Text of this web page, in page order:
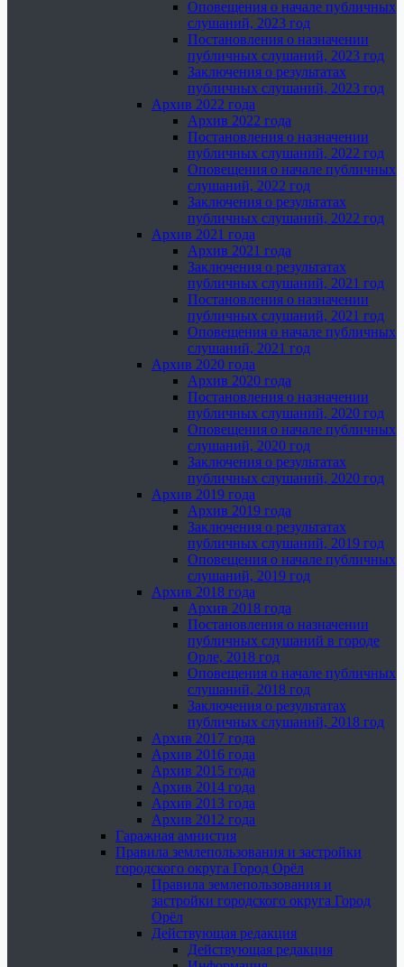
Оповещения о начале публичных
слушаний, 2023 год
Постановления о назначении
публичных слушаний, 2023 год
Заключения о результатах
публичных слушаний, 2023 год
Архив 2022 года
Архив 2022 года
Постановления о назначении
публичных слушаний, 2022 год
Оповещения о начале публичных
слушаний, 2022 год
Заключения о результатах
публичных слушаний, 2022 год
Архив 2021 года
Архив 2021 года
Заключения о результатах
публичных слушаний, 2021 год
Постановления о назначении
публичных слушаний, 2021 год
Оповещения о начале публичных
слушаний, 2021 год
Архив 2020 года
Архив 2020 года
Постановления о назначении
публичных слушаний, 2020 год
Оповещения о начале публичных
слушаний, 2020 год
Заключения о результатах
публичных слушаний, 2020 год
Архив 2019 года
Архив 2019 года
Заключения о результатах
публичных слушаний, 2019 год
Оповещения о начале публичных
слушаний, 2019 год
Архив 2018 года
Архив 2018 года
Постановления о назначении
публичных слушаний в городе
Орле, 2018 год
Оповещения о начале публичных
слушаний, 2018 год
Заключения о результатах
публичных слушаний, 2018 год
Архив 2017 года
Архив 2016 года
Архив 2015 года
Архив 2014 года
Архив 2013 года
Архив 2012 года
Гаражная амнистия
Правила землепользования и застройки
городского округа Город Орёл
Правила землепользования и
застройки городского округа Город
Орёл
Действующая редакция
Действующая редакция